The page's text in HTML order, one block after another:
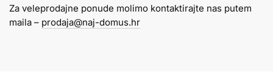
MOBIUS
količina
Za veleprodajne ponude molimo kontaktirajte nas putem
maila – prodaja@naj-domus.hr